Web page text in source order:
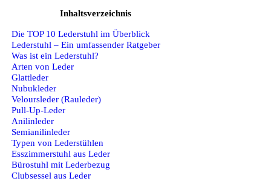
Inhaltsverzeichnis
Die TOP 10 Lederstuhl im Überblick
Lederstuhl – Ein umfassender Ratgeber
Was ist ein Lederstuhl?
Arten von Leder
Glattleder
Nubukleder
Veloursleder (Rauleder)
Pull-Up-Leder
Anilinleder
Semianilinleder
Typen von Lederstühlen
Esszimmerstuhl aus Leder
Bürostuhl mit Lederbezug
Clubsessel aus Leder